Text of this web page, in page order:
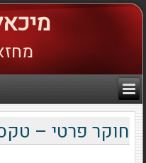
חוקר פרטי –